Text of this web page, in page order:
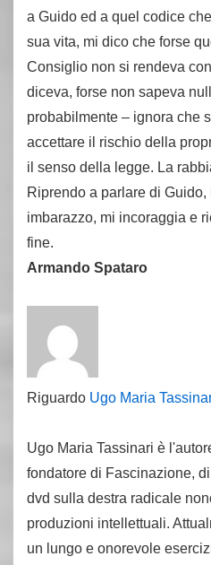
a Guido ed a quel codice
sua vita, mi dico che forse
Consiglio non si rendeva
diceva, forse non sapeva
probabilmente – ignora che
accettare il rischio della
il senso della legge. La
Riprendo a parlare di
imbarazzo, mi incoraggia e
fine.
Armando Spataro
Riguardo Ugo Maria
Ugo Maria Tassinari è
fondatore di Fascinazione,
dvd sulla destra radicale
produzioni intellettuali.
un lungo e onorevole